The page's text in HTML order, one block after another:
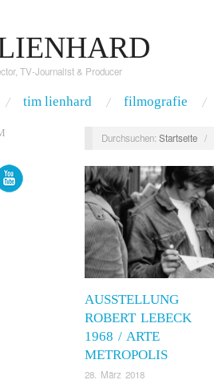
TV-Journalist & Producer
tim lienhard filmografie
Durchsuchen: Startseite /
AUSSTELLUNG
ROBERT LEBECK
1968 / ARTE
METROPOLIS
28. März 2018